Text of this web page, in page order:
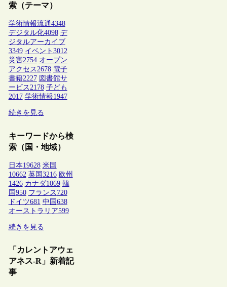
索（テーマ）
学術情報流通4348
デジタル化4098 デ
ジタルアーカイブ
3349 イベント 3012
災害2754 オープン
アクセス2678 電子
書籍2227 図書館サ
ービス2178 子ども
2017 学術情報1947
続きを見る
キーワードから検
索（国・地域）
日本19628 米国
10662 英国 3216 欧州
1426 カナダ1069 韓
国 950 フランス 720
ドイツ681 中国 638
オーストラリア599
続きを見る
「カレントアウェ
アネス-R」新着記
事